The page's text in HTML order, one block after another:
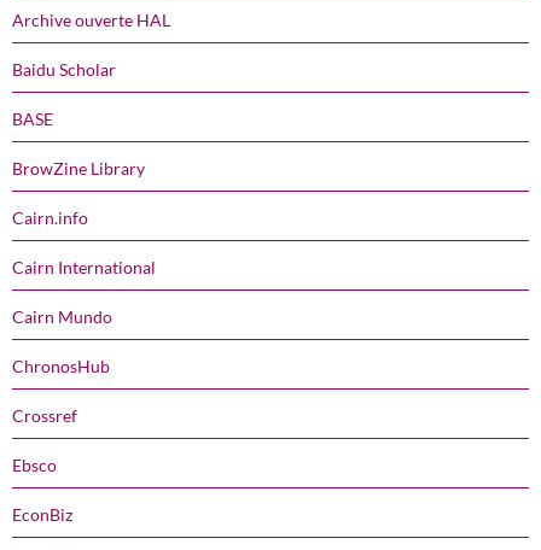
Archive ouverte HAL
Baidu Scholar
BASE
BrowZine Library
Cairn.info
Cairn International
Cairn Mundo
ChronosHub
Crossref
Ebsco
EconBiz